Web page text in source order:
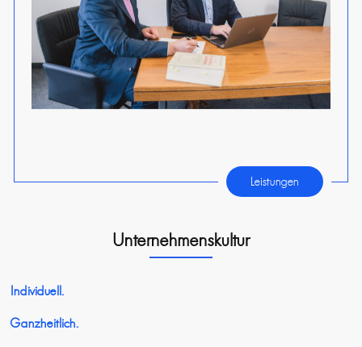
Leistungen
Unternehmenskultur
Individuell.
Ganzheitlich.